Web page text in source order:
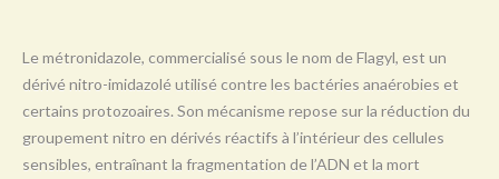
T
U
Le métronidazole, commercialisé sous le nom de Flagyl, est un
dérivé nitro-imidazolé utilisé contre les bactéries anaérobies et
certains protozoaires. Son mécanisme repose sur la réduction du
groupement nitro en dérivés réactifs à l’intérieur des cellules
sensibles, entraînant la fragmentation de l’ADN et la mort